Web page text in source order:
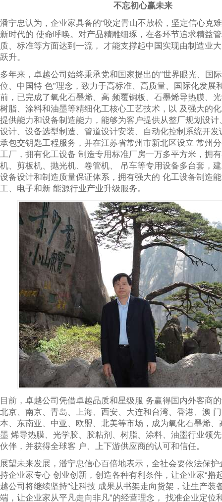
不忘初心赢未来
潘宁忠认为，企业家具备的“咬定青山不放松，坚定信心克
新时代的 使命呼唤。对产品精雕细琢，在各环节追求精益
质、标准等方面达到一流， 才能支撑起中国实现由制造业
跃升。
多年来，卓越公司始终秉承党和国家提出的“世界眼光、国
位、中国特 色”理念，致力于高标准、高质量、国际化发展
前，已完成了氧化石墨烯、高 频覆铜板、石墨烯导热膜、
树脂、涂料和油墨等精细化工核心工艺技术，以 及强大的
提供能力和设备制造能力，能够为客户提供从整厂规划设
设计、设备选型制造、管道设计安装、自动化控制系统开发
承包交钥匙工程服务，并在江苏省常州市新北区设立 常州
工厂，拥有化工设备 制造专用标准厂房一万多平方米，拥
机、剪板机、抛光机、卷管机、 吊车等专用设备多台套，
设备设计和制造质量保证体系，拥有强大的 化工设备制造
工、电子和新 能源行业产业升级服务。
目前，卓越公司凭借卓越品质和星级服 务赢得国内外客商
北京、南京、青岛、上海、西安、大连和台湾、香港、澳
本、东南亚、中亚、欧盟、北美等市场，成为氧化石墨烯、
墨 烯导热膜、光学胶、胶粘剂、树脂、涂料、油墨行业领
伙伴，并获得全球客 户、上下游供应商的认可和信任。
展望未来发展，潘宁忠信心百倍地表示，全社会要依法保
持企业家专心 创业创新，创造各种有利条件，让企业家“撸
越公司将继续坚持“让科技 成果从书架走向货架，让生产装
端，让企业家从平凡走向非凡”的经营理念， 找准企业定位